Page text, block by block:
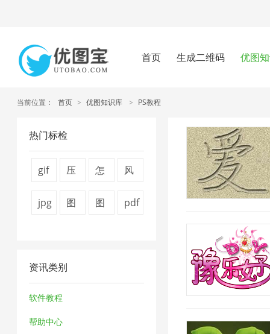
首页 生成二维码 优图
当前位置： 首页 > 优图知识库 > PS教程
热门标检
gif
压
4
怎
片
风
jpg
压
缩
1
图
缩
图
pdf
资讯类别
软件教程
帮助中心